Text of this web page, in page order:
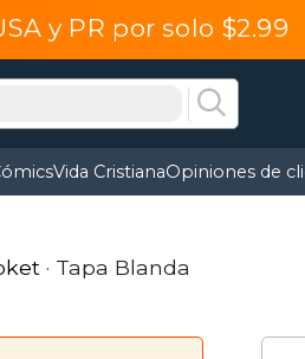
y PR por solo $2.99
Vida CristianaOpiniones de
· Tapa Blanda